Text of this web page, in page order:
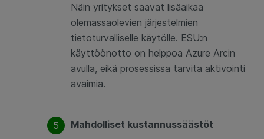
Näin yritykset saavat lisäaikaa
olemassaolevien järjestelmien
tietoturvalliselle käytölle. ESU:n
käyttöönotto on helppoa Azure Arcin
avulla, eikä prosessissa tarvita aktivointi
avaimia.
Mahdolliset kustannussäästöt